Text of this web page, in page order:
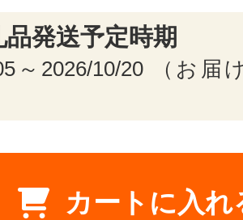
品発送予定時期
～2026/10/20 （お届
カートに入れ